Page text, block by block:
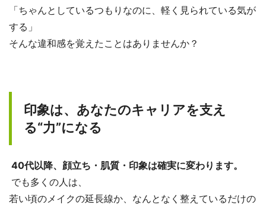
「ちゃんとしているつもりなのに、軽く見られている気が
する」
そんな違和感を覚えたことはありませんか？
印象は、あなたのキャリアを支え
る“力”になる
40代以降、顔立ち・肌質・印象は確実に変わります。
でも多くの人は、
若い頃のメイクの延長線か、なんとなく整えているだけの